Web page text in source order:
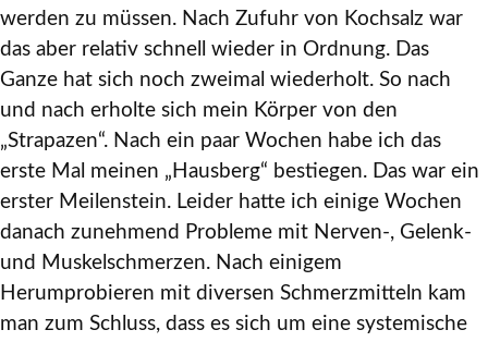
werden zu müssen. Nach Zufuhr von Kochsalz war
das aber relativ schnell wieder in Ordnung. Das
Ganze hat sich noch zweimal wiederholt. So nach
und nach erholte sich mein Körper von den
„Strapazen“. Nach ein paar Wochen habe ich das
erste Mal meinen „Hausberg“ bestiegen. Das war ein
erster Meilenstein. Leider hatte ich einige Wochen
danach zunehmend Probleme mit Nerven-, Gelenk-
und Muskelschmerzen. Nach einigem
Herumprobieren mit diversen Schmerzmitteln kam
man zum Schluss, dass es sich um eine systemische